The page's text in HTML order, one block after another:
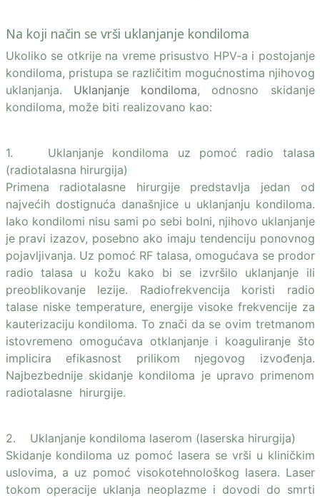
Na koji način se vrši uklanjanje kondiloma
Ukoliko se otkrije na vreme prisustvo HPV-a i postojanje
kondiloma, pristupa se različitim mogućnostima njihovog
uklanjanja. Uklanjanje kondiloma, odnosno skidanje
kondiloma, može biti realizovano kao:
1. Uklanjanje kondiloma uz pomoć radio talasa
(radiotalasna hirurgija)
Primena radiotalasne hirurgije predstavlja jedan od
najvećih dostignuća današnjice u uklanjanju kondiloma.
Iako kondilomi nisu sami po sebi bolni, njihovo uklanjanje
je pravi izazov, posebno ako imaju tendenciju ponovnog
pojavljivanja. Uz pomoć RF talasa, omogućava se prodor
radio talasa u kožu kako bi se izvršilo uklanjanje ili
preoblikovanje lezije. Radiofrekvencija koristi radio
talase niske temperature, energije visoke frekvencije za
kauterizaciju kondiloma. To znači da se ovim tretmanom
istovremeno omogućava otklanjanje i koaguliranje što
implicira efikasnost prilikom njegovog izvođenja.
Najbezbednije skidanje kondiloma je upravo primenom
radiotalasne hirurgije.
2. Uklanjanje kondiloma laserom (laserska hirurgija)
Skidanje kondiloma uz pomoć lasera se vrši u kliničkim
uslovima, a uz pomoć visokotehnološkog lasera. Laser
tokom operacije uklanja neoplazme i dovodi do smrti